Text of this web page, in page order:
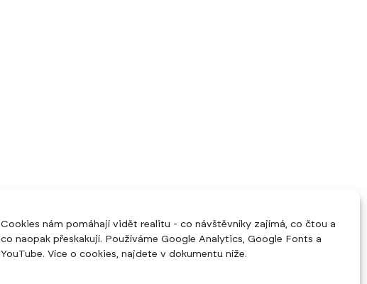
Cookies nám pomáhají vidět realitu - co návštěvníky zajímá, co čtou a
co naopak přeskakují. Používáme Google Analytics, Google Fonts a
YouTube. Více o cookies, najdete v dokumentu níže.